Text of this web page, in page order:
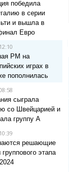
победила
в серии
и вышла в
Евро
РМ на
играх в
пополнилась
сыграла
со Швейцарией и
группу A
решающие
этапа